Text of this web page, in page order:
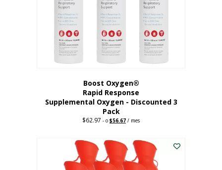
Boost Oxygen®
Rapid Response
Supplemental Oxygen - Discounted 3
Pack
$62.97 - o Precio
dólares.
$56.67 El
56,67
dólares.
/ mes